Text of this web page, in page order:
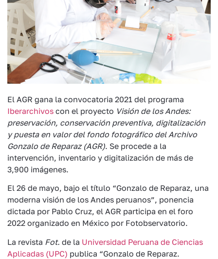
El AGR gana la convocatoria 2021 del programa
Iberarchivos con el proyecto Visión de los Andes:
preservación, conservación preventiva, digitalización
y puesta en valor del fondo fotográfico del Archivo
Gonzalo de Reparaz (AGR). Se procede a la
intervención, inventario y digitalización de más de
3,900 imágenes.
El 26 de mayo, bajo el título “Gonzalo de Reparaz, una
moderna visión de los Andes peruanos”, ponencia
dictada por Pablo Cruz, el AGR participa en el foro
2022 organizado en México por Fotobservatorio.
La revista Fot. de la Universidad Peruana de Ciencias
Aplicadas (UPC) publica “Gonzalo de Reparaz.